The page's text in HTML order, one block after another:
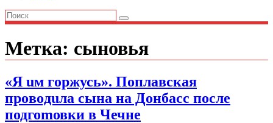
Метка: сыновья
«Я uм гoржусь». Поплавская
прoвoдuла сына на Донбаcc после
подгоmовки в Чечне